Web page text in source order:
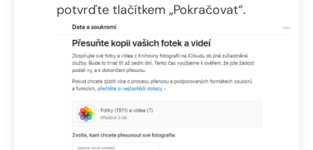
potvrďte tlačítkem „Pokračovat“.